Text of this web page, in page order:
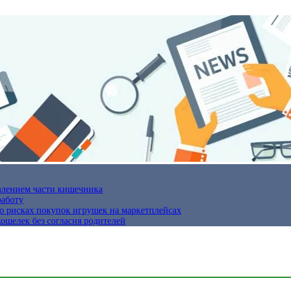
части кишечника
рисках покупок игрушек на маркетплейсах
без согласия родителей